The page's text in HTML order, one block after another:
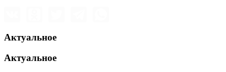
Актуальное
Актуальное